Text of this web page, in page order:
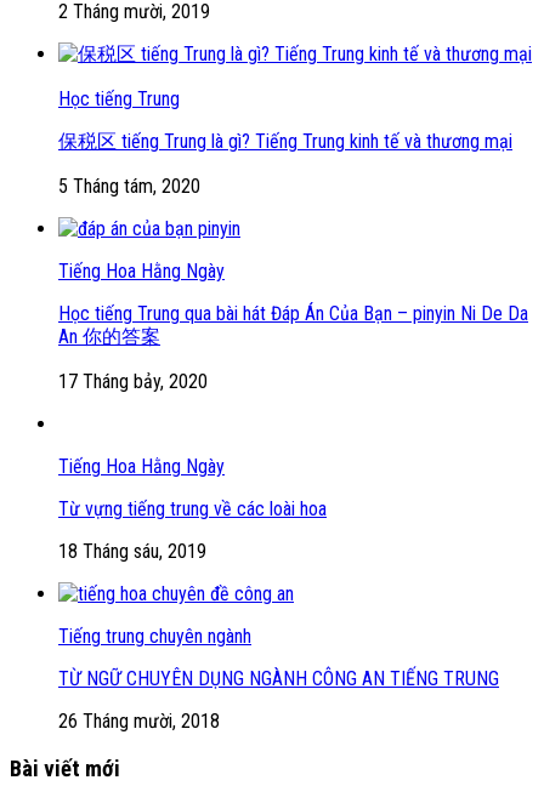
2 Tháng mười, 2019
Học tiếng Trung
保税区 tiếng Trung là gì? Tiếng Trung kinh tế và thương mại
5 Tháng tám, 2020
Tiếng Hoa Hằng Ngày
Học tiếng Trung qua bài hát Đáp Án Của Bạn – pinyin Ni De Da
An 你的答案
17 Tháng bảy, 2020
Tiếng Hoa Hằng Ngày
Từ vựng tiếng trung về các loài hoa
18 Tháng sáu, 2019
Tiếng trung chuyên ngành
TỪ NGỮ CHUYÊN DỤNG NGÀNH CÔNG AN TIẾNG TRUNG
26 Tháng mười, 2018
Bài viết mới